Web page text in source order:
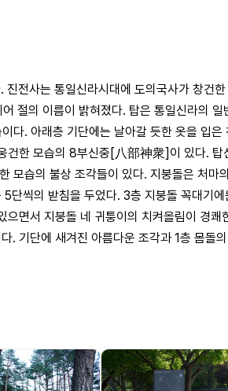
전사는 통일신라시대에 도의국사가 창건
절의 이름이 밝혀졌다. 탑은 통일신라의
다. 아래층 기단에는 날아갈 듯한 옷을 입
건한 모습의 8부신중[八部神衆]이 있다. 탑
모습의 불상 조각들이 있다. 지붕돌은 처마
단씩의 받침을 두었다. 3층 지붕돌 꼭대기
으면서 지붕돌 네 귀퉁이의 치켜올림이 경쾌
. 기단에 새겨진 아름다운 조각과 1층 몸돌